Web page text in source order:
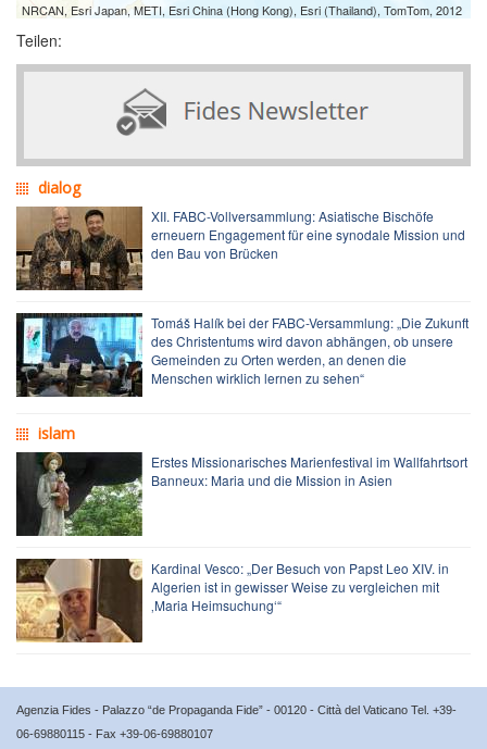
NRCAN, Esri Japan, METI, Esri China (Hong Kong), Esri (Thailand), TomTom, 2012
Teilen:
dialog
XII. FABC-Vollversammlung: Asiatische Bischöfe
erneuern Engagement für eine synodale Mission und
den Bau von Brücken
Tomáš Halík bei der FABC-Versammlung: „Die Zukunft
des Christentums wird davon abhängen, ob unsere
Gemeinden zu Orten werden, an denen die
Menschen wirklich lernen zu sehen“
islam
Erstes Missionarisches Marienfestival im Wallfahrtsort
Banneux: Maria und die Mission in Asien
Kardinal Vesco: „Der Besuch von Papst Leo XIV. in
Algerien ist in gewisser Weise zu vergleichen mit
‚Maria Heimsuchung‘“
Agenzia Fides - Palazzo “de Propaganda Fide” - 00120 - Città del Vaticano Tel. +39-
06-69880115 - Fax +39-06-69880107